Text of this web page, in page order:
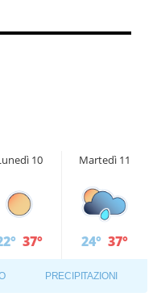
10
37°
Martedì 11
24° 37°
PRECIPITAZIONI